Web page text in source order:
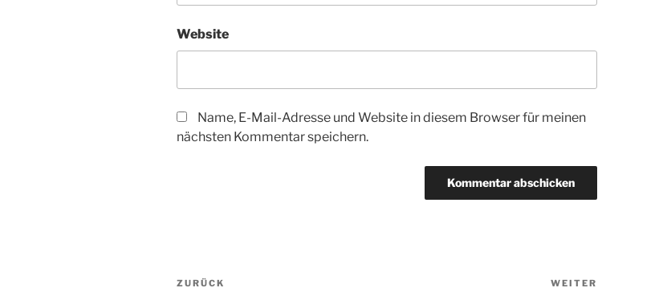
Website
Name, E-Mail-Adresse und Website in diesem Browser für meinen
nächsten Kommentar speichern.
Beitragsnavigation
Vorheriger
ZURÜCK WEITER